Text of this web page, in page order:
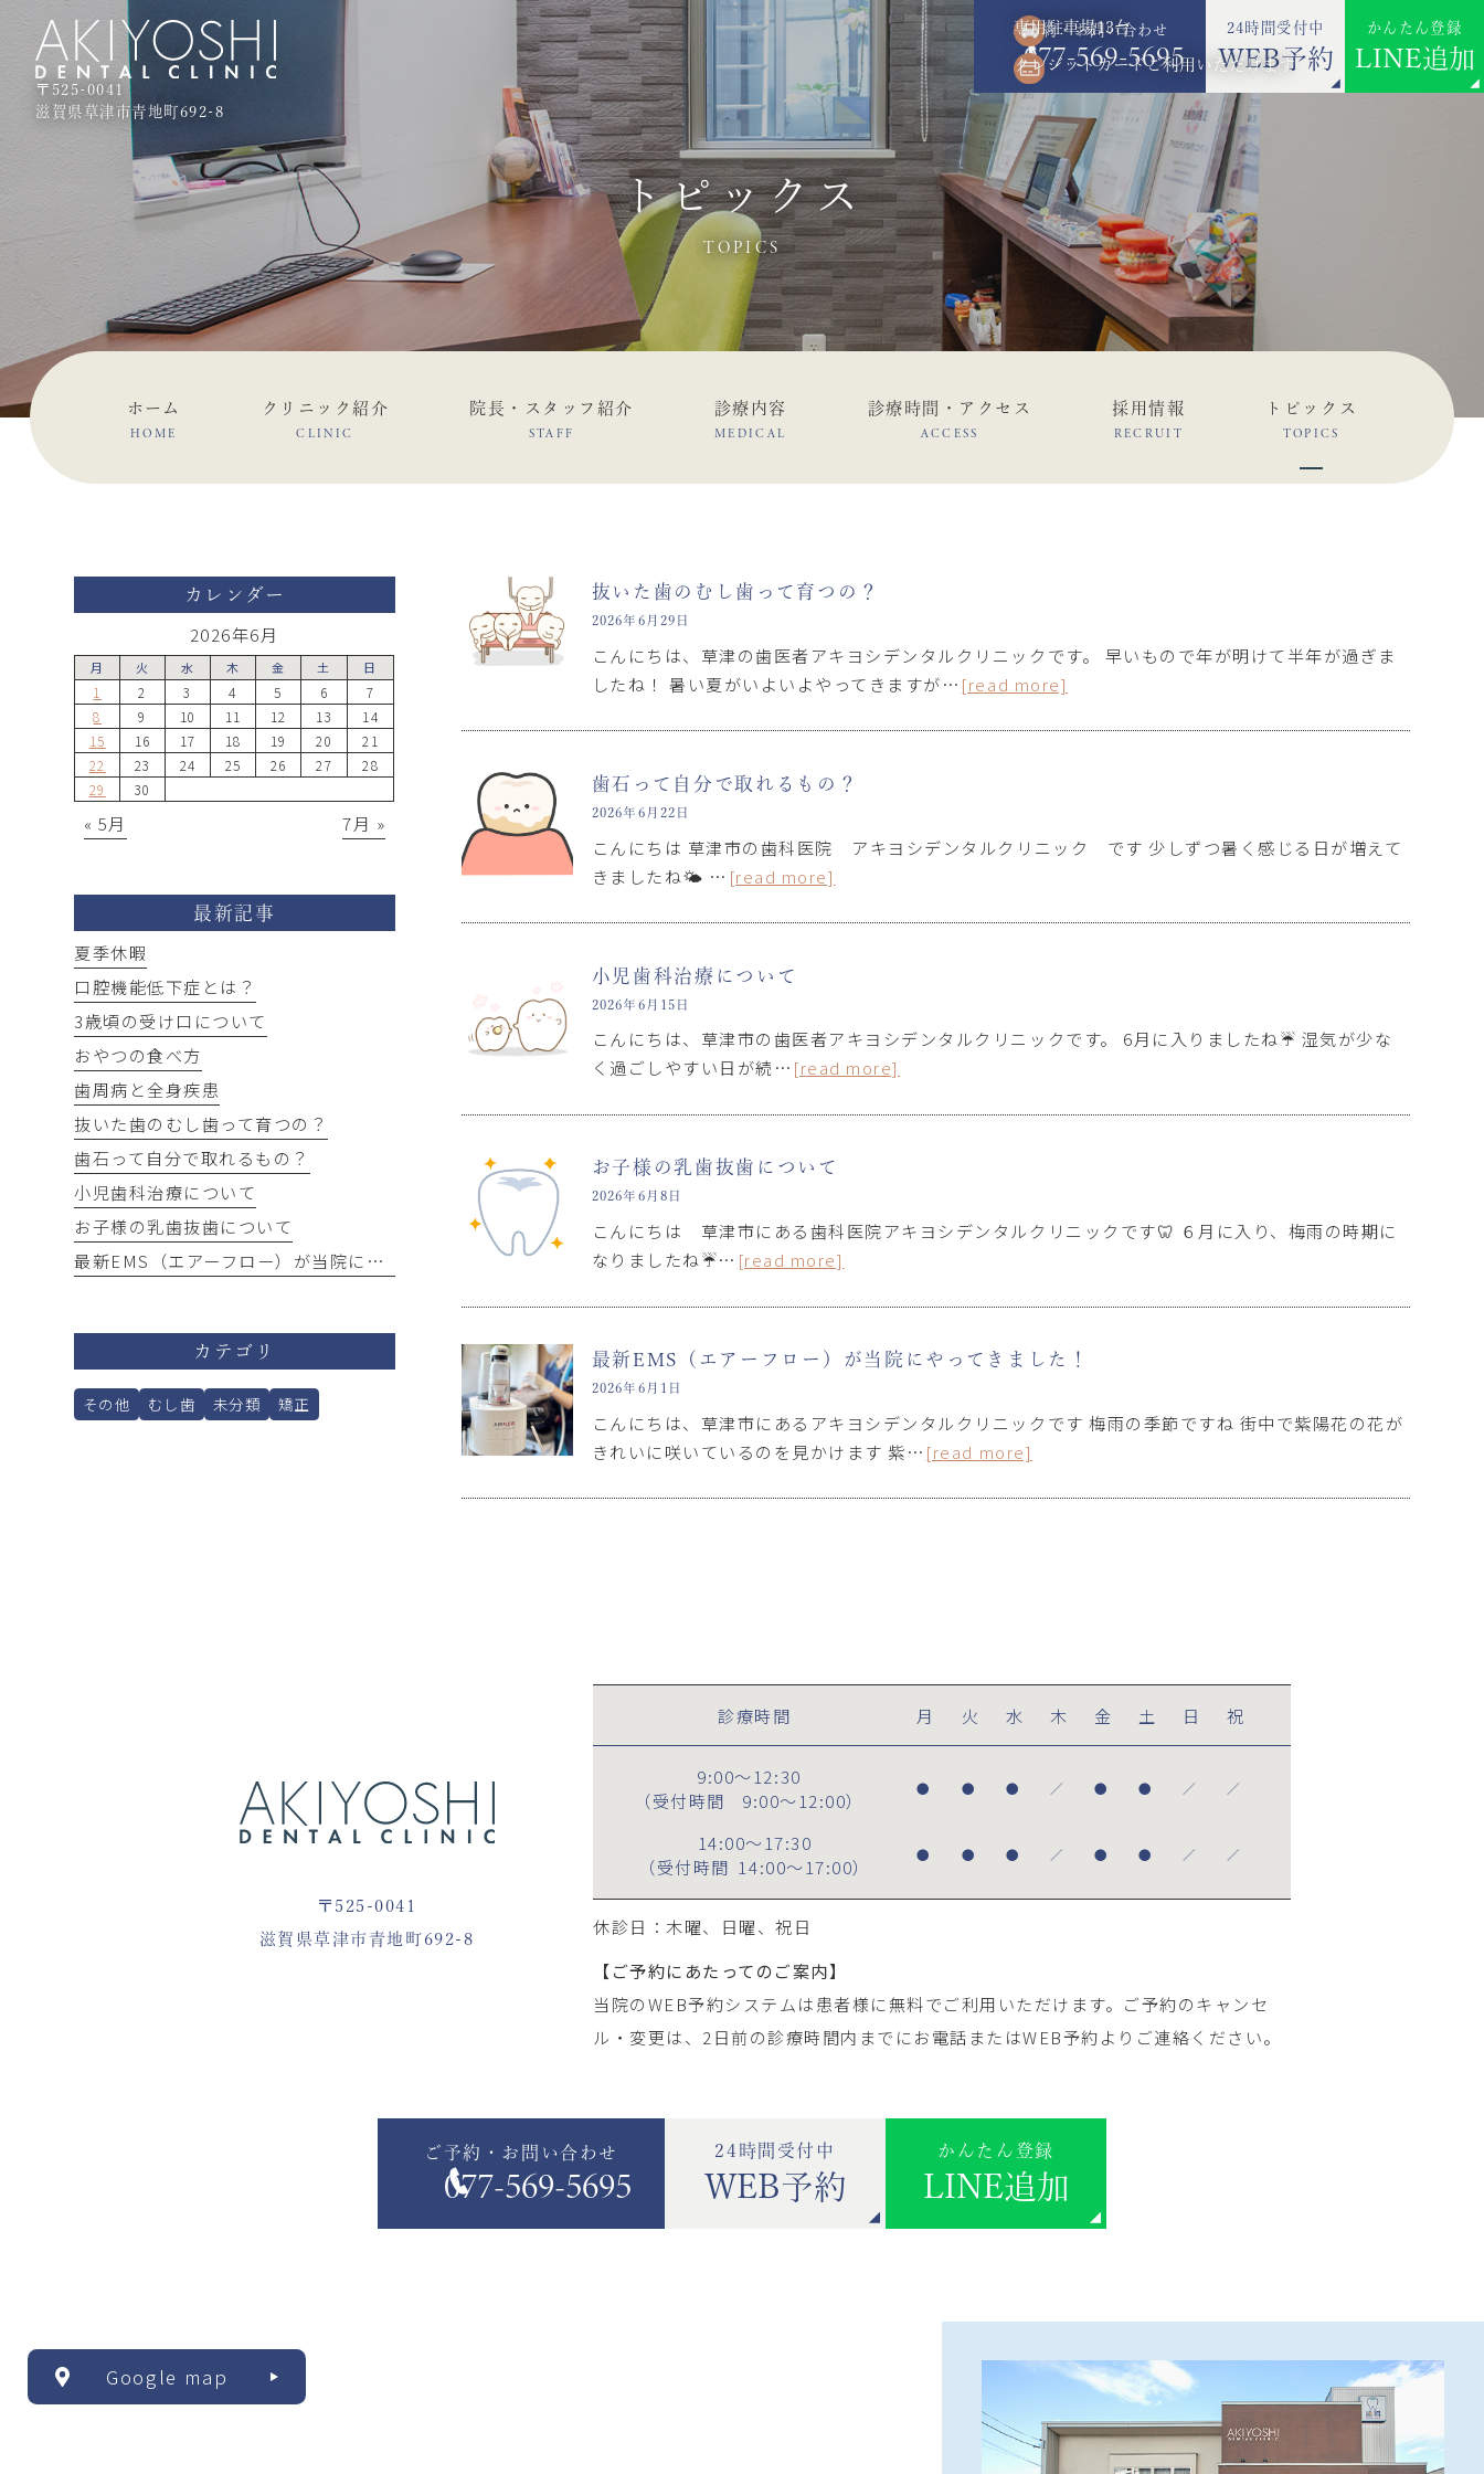
〒525-0041
滋賀県草津市青地町692-8
ご予約・お問い合わせ
077-569-5695
24時間受付中
WEB予約
かんたん登録
LINE追加
専用駐車場13台
クレジットカードご利用いただけます
トピックス
TOPICS
ホーム
HOME
クリニック紹介
CLINIC
院長・スタッフ紹介
STAFF
診療内容
MEDICAL
診療時間・アクセス
ACCESS
採用情報
RECRUIT
トピックス
TOPICS
抜いた歯のむし歯って育つの？
2026年6月29日
こんにちは、草津の歯医者アキヨシデンタルクリニックです。 早いもので年が明けて半年が過ぎま
したね！ 暑い夏がいよいよやってきますが… [read more]
歯石って自分で取れるもの？
2026年6月22日
こんにちは 草津市の歯科医院 アキヨシデンタルクリニック です 少しずつ暑く感じる日が増えて
きましたね🌤 … [read more]
小児歯科治療について
2026年6月15日
こんにちは、草津市の歯医者アキヨシデンタルクリニックです。 6月に入りましたね☔ 湿気が少な
く過ごしやすい日が続… [read more]
お子様の乳歯抜歯について
2026年6月8日
こんにちは 草津市にある歯科医院アキヨシデンタルクリニックです🦷 ６月に入り、梅雨の時期に
なりましたね☔… [read more]
最新EMS（エアーフロー）が当院にやってきました！
2026年6月1日
こんにちは、草津市にあるアキヨシデンタルクリニックです 梅雨の季節ですね 街中で紫陽花の花が
きれいに咲いているのを見かけます 紫… [read more]
カレンダー
2026年6月
月 火 水 木 金 土 日
1 2 3 4 5 6
7
8
9 10 11 12 13
14
15
16 17 18 19 20
21
22
23 24 25 26 27
28
29
30
« 5月 7月 »
最新記事
夏季休暇
口腔機能低下症とは？
3歳頃の受け口について
おやつの食べ方
歯周病と全身疾患
抜いた歯のむし歯って育つの？
歯石って自分で取れるもの？
小児歯科治療について
お子様の乳歯抜歯について
最新EMS（エアーフロー）が当院にやってきました！
カテゴリ
その他 むし歯 未分類 矯正
〒525-0041
滋賀県草津市青地町692-8
診療時間 月 火 水 木 金 土 日 祝
9:00～12:30
（受付時間
9:00～12:00）
● ● ● ／ ● ● ／ ／
14:00～17:30
（受付時間 14:00～17:00）
● ● ● ／ ● ● ／ ／
休診日：木曜、日曜、祝日
【ご予約にあたってのご案内】
当院のWEB予約システムは患者様に無料でご利用いただけます。ご予約のキャンセ
ル・変更は、2日前の診療時間内までにお電話またはWEB予約よりご連絡ください。
ご予約・お問い合わせ
077-569-5695
24時間受付中
WEB予約
かんたん登録
LINE追加
Google map